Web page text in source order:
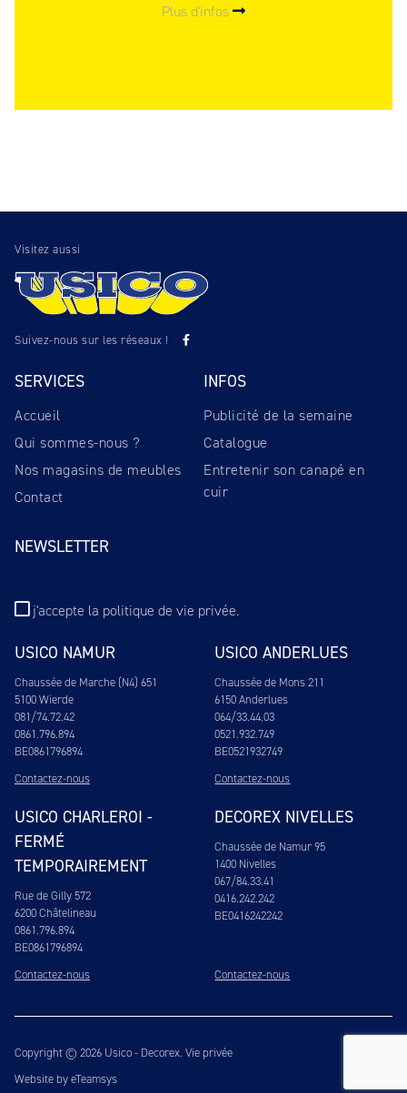
Plus d'infos
Visitez aussi
Suivez-nous sur les réseaux !
SERVICES
Accueil
Qui sommes-nous ?
Nos magasins de meubles
Contact
INFOS
Publicité de la semaine
Catalogue
Entretenir son canapé en
cuir
NEWSLETTER
j'accepte la politique de vie privée.
USICO NAMUR
Chaussée de Marche (N4) 651
5100 Wierde
081/74.72.42
0861.796.894
BE0861796894
Contactez-nous
USICO ANDERLUES
Chaussée de Mons 211
6150 Anderlues
064/33.44.03
0521.932.749
BE0521932749
Contactez-nous
USICO CHARLEROI -
FERMÉ
TEMPORAIREMENT
Rue de Gilly 572
6200 Châtelineau
0861.796.894
BE0861796894
Contactez-nous
DECOREX NIVELLES
Chaussée de Namur 95
1400 Nivelles
067/84.33.41
0416.242.242
BE0416242242
Contactez-nous
Copyright © 2026 Usico - Decorex. Vie privée
Website by eTeamsys